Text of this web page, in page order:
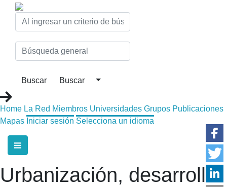
Home La Red Miembros Universidades Grupos Publicaciones
Mapas Iniciar sesión Selecciona un idioma
Urbanización, desarrollo